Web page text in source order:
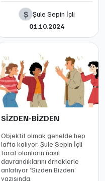
Ş Şule Sepin İçli
01.10.2024
SİZDEN-BİZDEN
Objektif olmak genelde hep
lafta kalıyor. Şule Sepin İçli
taraf olanların nasıl
davrandıklarını örneklerle
anlatıyor ‘Sizden Bizden’
yazısında.